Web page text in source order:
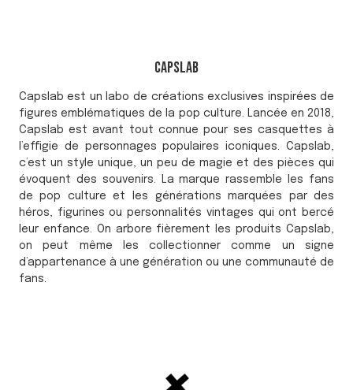
Capslab
Capslab est un labo de créations exclusives inspirées de
figures emblématiques de la pop culture. Lancée en 2018,
Capslab est avant tout connue pour ses casquettes à
l’effigie de personnages populaires iconiques. Capslab,
c’est un style unique, un peu de magie et des pièces qui
évoquent des souvenirs. La marque rassemble les fans
de pop culture et les générations marquées par des
héros, figurines ou personnalités vintages qui ont bercé
leur enfance. On arbore fièrement les produits Capslab,
on peut même les collectionner comme un signe
d’appartenance à une génération ou une communauté de
fans.